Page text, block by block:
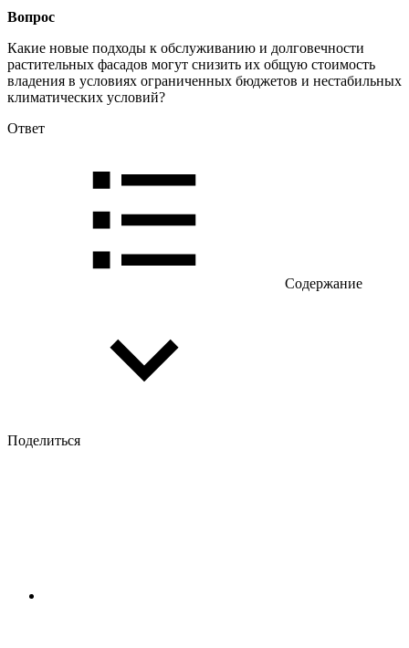
Вопрос
Какие новые подходы к обслуживанию и долговечности
растительных фасадов могут снизить их общую стоимость
владения в условиях ограниченных бюджетов и нестабильных
климатических условий?
Ответ
Содержание
Поделиться